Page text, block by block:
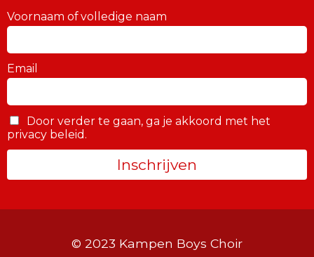
Voornaam of volledige naam
Email
Door verder te gaan, ga je akkoord met het
privacy beleid.
© 2023 Kampen Boys Choir